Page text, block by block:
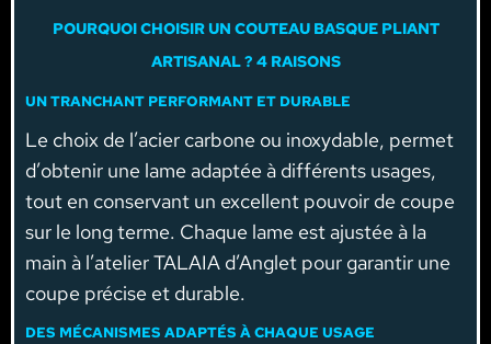
POURQUOI CHOISIR UN COUTEAU BASQUE PLIANT
ARTISANAL ? 4 RAISONS
UN TRANCHANT PERFORMANT ET DURABLE
Le choix de l’acier carbone ou inoxydable, permet
d’obtenir une lame adaptée à différents usages,
tout en conservant un excellent pouvoir de coupe
sur le long terme. Chaque lame est ajustée à la
main à l’atelier TALAIA d’Anglet pour garantir une
coupe précise et durable.
DES MÉCANISMES ADAPTÉS À CHAQUE USAGE